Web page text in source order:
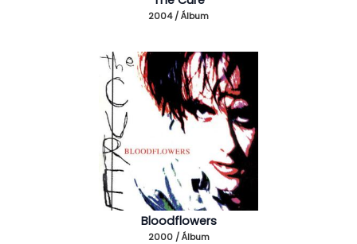
2004 / Álbum
Bloodflowers
2000 / Álbum